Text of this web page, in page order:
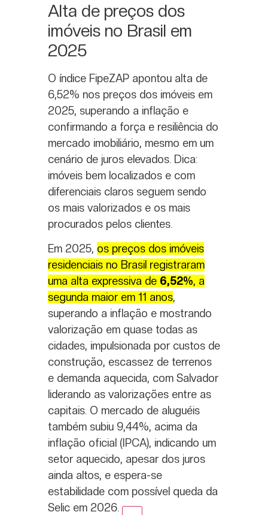
Alta de preços dos
imóveis no Brasil em
2025
O índice FipeZAP apontou alta de
6,52% nos preços dos imóveis em
2025, superando a inflação e
confirmando a força e resiliência do
mercado imobiliário, mesmo em um
cenário de juros elevados. Dica:
imóveis bem localizados e com
diferenciais claros seguem sendo
os mais valorizados e os mais
procurados pelos clientes.
Em 2025, os preços dos imóveis
residenciais no Brasil registraram
uma alta expressiva de 6,52%, a
segunda maior em 11 anos,
superando a inflação e mostrando
valorização em quase todas as
cidades, impulsionada por custos de
construção, escassez de terrenos
e demanda aquecida, com Salvador
liderando as valorizações entre as
capitais. O mercado de aluguéis
também subiu 9,44%, acima da
inflação oficial (IPCA), indicando um
setor aquecido, apesar dos juros
ainda altos, e espera-se
estabilidade com possível queda da
Selic em 2026.